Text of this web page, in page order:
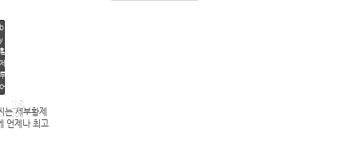
16
JUL
b
y
황
제
투
어
는 세부황제
언제나 최고